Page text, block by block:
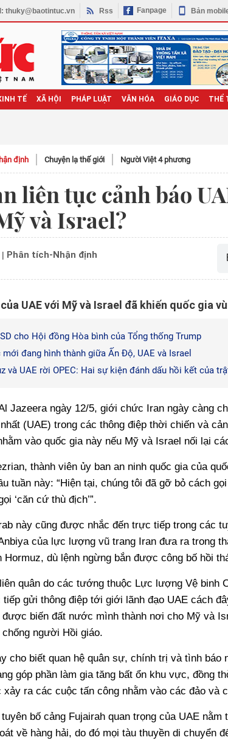
thuky@baotintuc.vn Rss Fanpage Bản
TẾ XÃ HỘI PHÁP LUẬT VĂN HÓA GIÁO DỤC THỂ
định Chuyện lạ thế giới Người Việt 4 phương
liên tục cảnh báo
và Israel?
| Phân tích-Nhận định
UAE với Mỹ và Israel đã khiến quốc gia
cho Hội đồng Hòa bình của Tổng thống Trump
đang hình thành giữa Ấn Độ, UAE và Israel
và UAE rời OPEC: Hai sự kiện đánh dấu hồi kết của
Jazeera ngày 12/5, giới chức Iran ngày càng
(UAE) trong các thông điệp thời chiến và
vào quốc gia này nếu Mỹ và Israel nối lại
thành viên ủy ban an ninh quốc gia của
tuần này: “Hiện tại, chúng tôi đã gỡ bỏ cách
‘căn cứ thù địch’”.
này cũng được nhắc đến trực tiếp trong các
của lực lượng vũ trang Iran đưa ra trong
Hormuz, dù lệnh ngừng bắn được công bố hồi
quân do các tướng thuộc Lực lượng Vệ binh
gửi thông điệp tới giới lãnh đạo UAE cách
được biến đất nước mình thành nơi cho Mỹ và
người Hồi giáo.
cho biết quan hệ quân sự, chính trị và tình
góp phần làm gia tăng bất ổn khu vực, đồng
xảy ra các cuộc tấn công nhằm vào các đảo và
bố cảng Fujairah quan trọng của UAE
về hàng hải, do đó mọi tàu thuyền di chuyển